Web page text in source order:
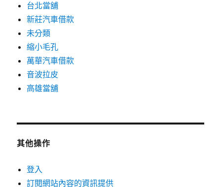
台北當舖
新莊汽車借款
未分類
縮小毛孔
萬華汽車借款
音波拉皮
高雄當舖
其他操作
登入
訂閱網站內容的資訊提供